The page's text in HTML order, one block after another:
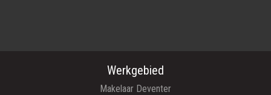
Werkgebied
Makelaar Deventer